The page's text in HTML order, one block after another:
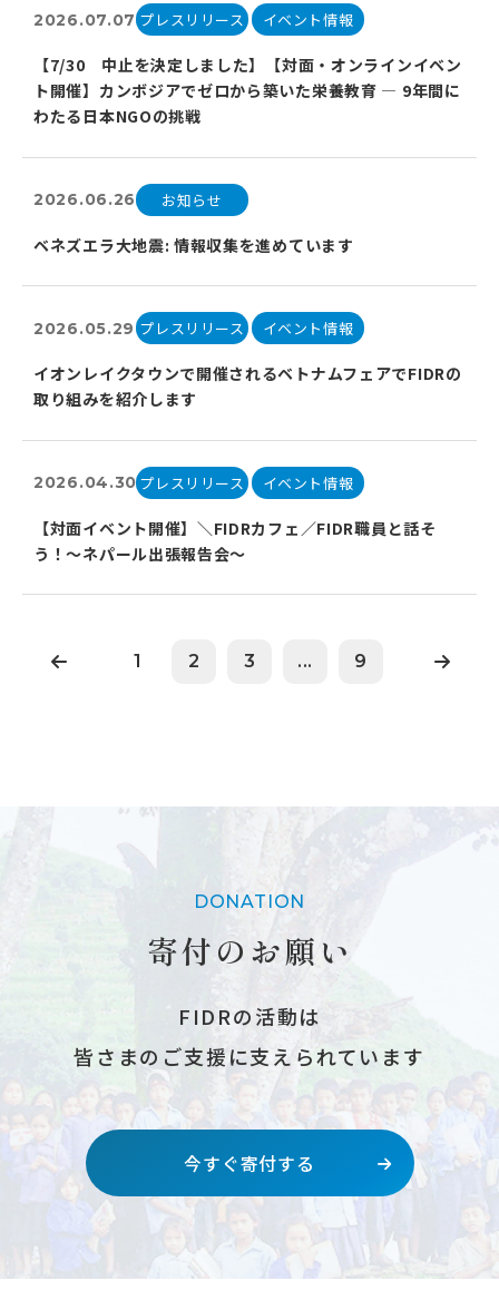
2026.07.07 プレスリリース イベント情報
【7/30 中止を決定しました】【対面・オンラインイベン
ト開催】カンボジアでゼロから築いた栄養教育 ― 9年間に
わたる日本NGOの挑戦
2026.06.26 お知らせ
ベネズエラ大地震: 情報収集を進めています
2026.05.29 プレスリリース イベント情報
イオンレイクタウンで開催されるベトナムフェアでFIDRの
取り組みを紹介します
2026.04.30プレスリリース イベント情報
【対面イベント開催】＼FIDRカフェ／FIDR職員と話そ
う！～ネパール出張報告会〜
1 2 3 ... 9
DONATION
寄付のお願い
FIDRの活動は
皆さまのご支援に支えられています
今すぐ寄付する